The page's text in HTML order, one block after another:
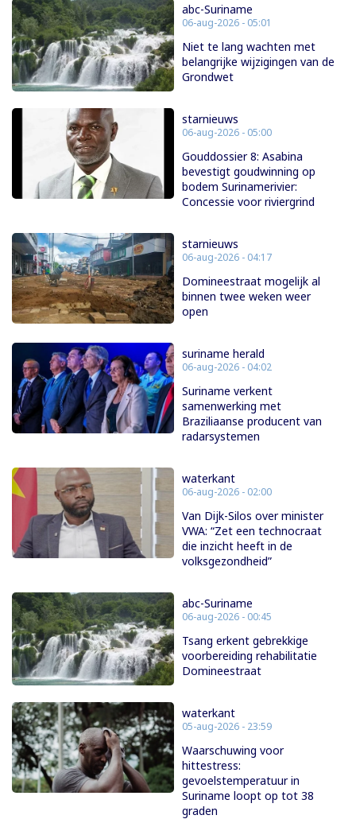
abc-Suriname
06-aug-2026 - 05:01
Niet te lang wachten met
belangrijke wijzigingen van de
Grondwet
starnieuws
06-aug-2026 - 05:00
Gouddossier 8: Asabina
bevestigt goudwinning op
bodem Surinamerivier:
Concessie voor riviergrind
starnieuws
06-aug-2026 - 04:17
Domineestraat mogelijk al
binnen twee weken weer
open
suriname herald
06-aug-2026 - 04:02
Suriname verkent
samenwerking met
Braziliaanse producent van
radarsystemen
waterkant
06-aug-2026 - 02:00
Van Dijk-Silos over minister
VWA: “Zet een technocraat
die inzicht heeft in de
volksgezondheid”
abc-Suriname
06-aug-2026 - 00:45
Tsang erkent gebrekkige
voorbereiding rehabilitatie
Domineestraat
waterkant
05-aug-2026 - 23:59
Waarschuwing voor
hittestress:
gevoelstemperatuur in
Suriname loopt op tot 38
graden